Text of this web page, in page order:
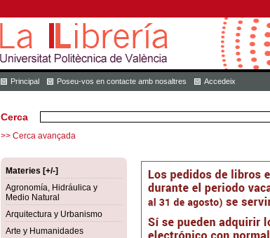
Principal Poseu-vos en contacte amb nosaltres Accedeix
Cerca
>> Cerca avançada
Materies [+/-]
Agronomía, Hidráulica y
Medio Natural
Arquitectura y Urbanismo
Arte y Humanidades